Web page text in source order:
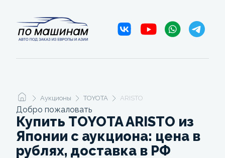
Аукционы TOYOTA ARISTO
Добро пожаловать
Купить TOYOTA ARISTO из
Японии с аукциона: цена в
рублях, доставка в РФ